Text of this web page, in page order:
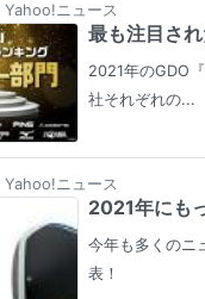
Yahoo!ニュース
最も注目さ
2021年のGDO
社それぞれの...
Yahoo!ニュース
2021年にも
今年も多くのニ
表！